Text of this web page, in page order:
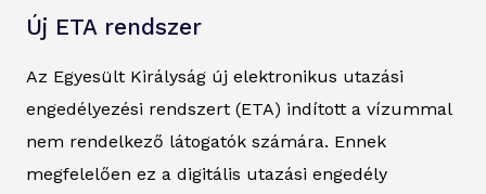
Új ETA rendszer
Az Egyesült Királyság új elektronikus utazási
engedélyezési rendszert (ETA) indított a vízummal
nem rendelkező látogatók számára. Ennek
megfelelően ez a digitális utazási engedély